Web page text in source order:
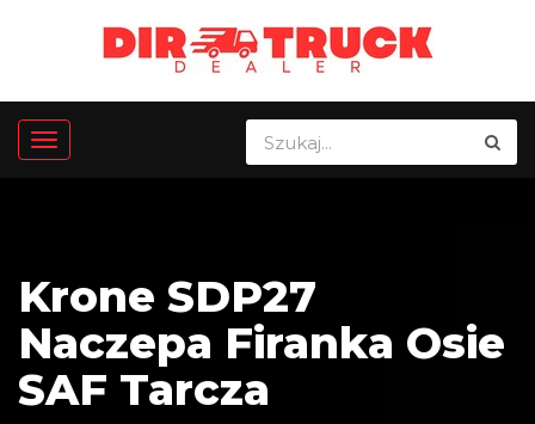
Krone SDP27
Naczepa Firanka Osie
SAF Tarcza